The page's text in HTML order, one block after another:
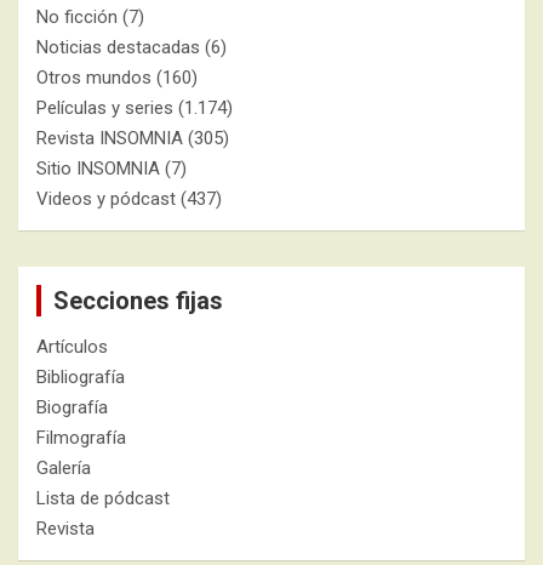
No ficción (7)
Noticias destacadas (6)
Otros mundos (160)
Películas y series (1.174)
Revista INSOMNIA (305)
Sitio INSOMNIA (7)
Videos y pódcast (437)
Secciones fijas
Artículos
Bibliografía
Biografía
Filmografía
Galería
Lista de pódcast
Revista